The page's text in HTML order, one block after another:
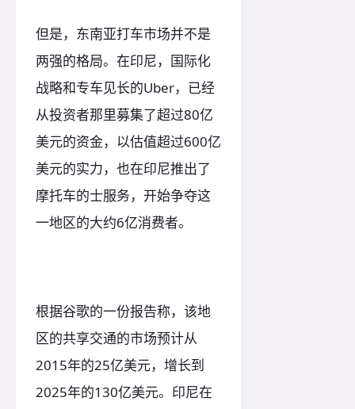
但是，东南亚打车市场并不是
两强的格局。在印尼，国际化
战略和专车见长的Uber，已经
从投资者那里募集了超过80亿
美元的资金，以估值超过600亿
美元的实力，也在印尼推出了
摩托车的士服务，开始争夺这
一地区的大约6亿消费者。
根据谷歌的一份报告称，该地
区的共享交通的市场预计从
2015年的25亿美元，增长到
2025年的130亿美元。印尼在